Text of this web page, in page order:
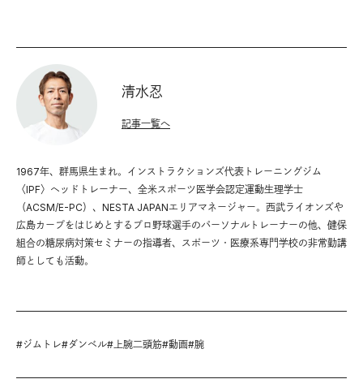
清水忍
1967年、群馬県生まれ。インストラクションズ代表トレーニングジム
〈IPF〉ヘッドトレーナー、全米スポーツ医学会認定運動生理学士
（ACSM/E-PC）、NESTA JAPANエリアマネージャー。西武ライオンズや
広島カープをはじめとするプロ野球選手のパーソナルトレーナーの他、健保
組合の糖尿病対策セミナーの指導者、スポーツ・医療系専門学校の非常勤講
師としても活動。
記事一覧へ
#ジムトレ#ダンベル#上腕二頭筋#動画#腕